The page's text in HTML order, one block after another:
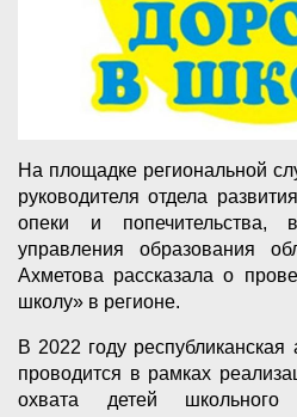
На площадке региональной
руководителя отдела
опеки и попечительства,
управления образования
Ахметова рассказала о
школу» в регионе.
В 2022 году
проводится в рамках
охвата детей школьного